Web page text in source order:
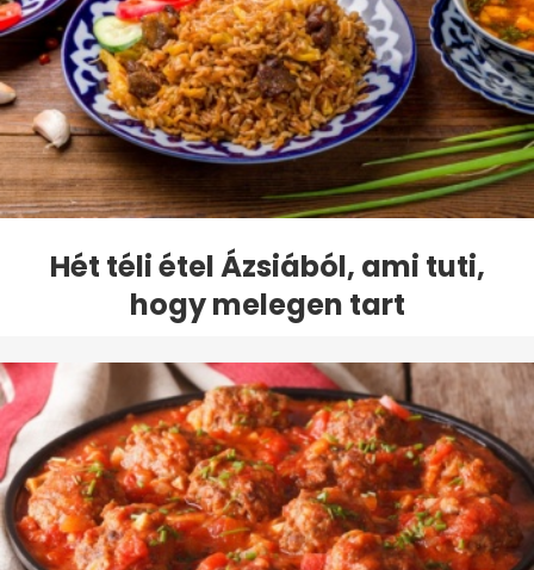
Hét téli étel Ázsiából, ami tuti,
hogy melegen tart